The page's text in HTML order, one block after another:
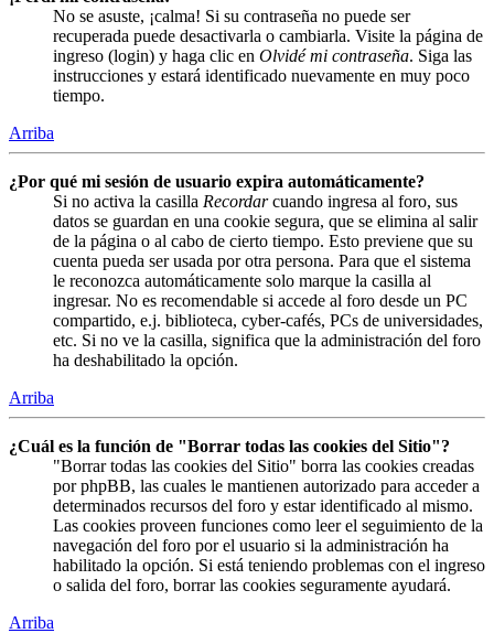
No se asuste, ¡calma! Si su contraseña no puede ser
recuperada puede desactivarla o cambiarla. Visite la página de
ingreso (login) y haga clic en Olvidé mi contraseña. Siga las
instrucciones y estará identificado nuevamente en muy poco
tiempo.
Arriba
¿Por qué mi sesión de usuario expira automáticamente?
Si no activa la casilla Recordarcuando ingresa al foro, sus
datos se guardan en una cookie segura, que se elimina al salir
de la página o al cabo de cierto tiempo. Esto previene que su
cuenta pueda ser usada por otra persona. Para que el sistema
le reconozca automáticamente solo marque la casilla al
ingresar. No es recomendable si accede al foro desde un PC
compartido, e.j. biblioteca, cyber-cafés, PCs de universidades,
etc. Si no ve la casilla, significa que la administración del foro
ha deshabilitado la opción.
Arriba
¿Cuál es la función de "Borrar todas las cookies del Sitio"?
"Borrar todas las cookies del Sitio" borra las cookies creadas
por phpBB, las cuales le mantienen autorizado para acceder a
determinados recursos del foro y estar identificado al mismo.
Las cookies proveen funciones como leer el seguimiento de la
navegación del foro por el usuario si la administración ha
habilitado la opción. Si está teniendo problemas con el ingreso
o salida del foro, borrar las cookies seguramente ayudará.
Arriba